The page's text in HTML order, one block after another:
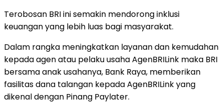
Terobosan BRI ini semakin mendorong inklusi
keuangan yang lebih luas bagi masyarakat.
Dalam rangka meningkatkan layanan dan kemudahan
kepada agen atau pelaku usaha AgenBRILink maka BRI
bersama anak usahanya, Bank Raya, memberikan
fasilitas dana talangan kepada AgenBRILink yang
dikenal dengan Pinang Paylater.